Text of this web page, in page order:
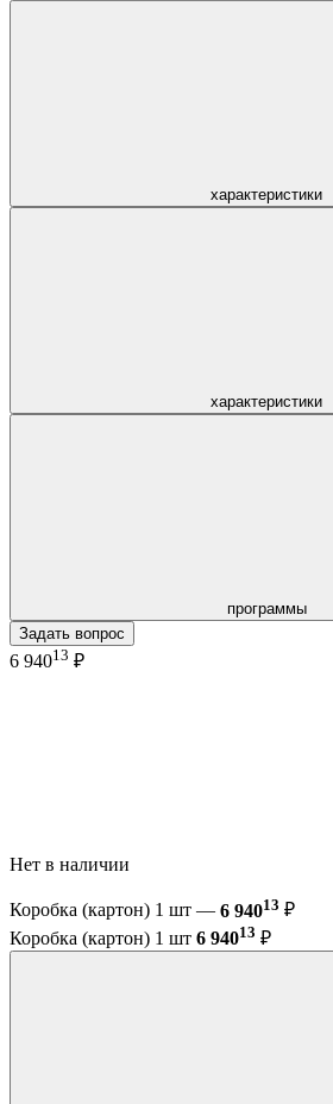
характеристики
характеристики
программы
Задать вопрос
6 94013 ₽
Нет в наличии
Коробка (картон) 1 шт — 6 94013 ₽
Коробка (картон) 1 шт 6 94013 ₽